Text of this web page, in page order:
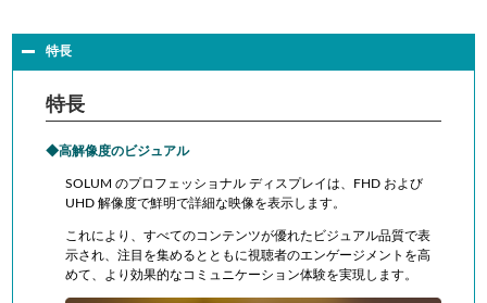
特長
特長
高解像度のビジュアル
SOLUM のプロフェッショナル ディスプレイは、FHD および
UHD 解像度で鮮明で詳細な映像を表示します。
これにより、すべてのコンテンツが優れたビジュアル品質で表
示され、注目を集めるとともに視聴者のエンゲージメントを高
めて、より効果的なコミュニケーション体験を実現します。